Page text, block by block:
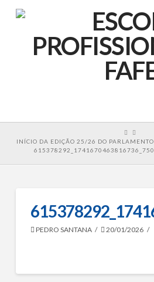
HOME
INÍCIO DA EDIÇÃO 25/26 DO
PEDRO SANTANA 20/01/2026